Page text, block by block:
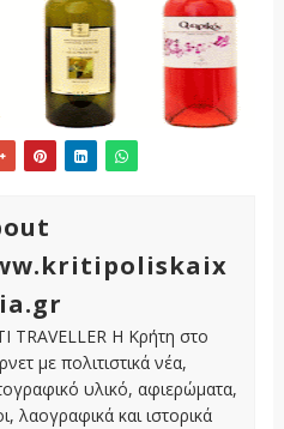
TRAVELLER Η Κρήτη στο
με πολιτιστικά νέα,
υλικό, αφιερώματα,
λαογραφικά και ιστορικά